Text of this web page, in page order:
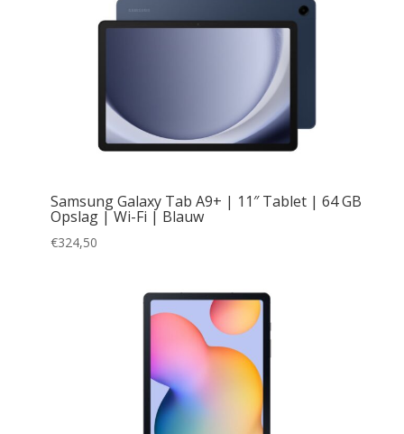
Samsung Galaxy Tab A9+ | 11″ Tablet | 64 GB
Opslag | Wi-Fi | Blauw
€324,50